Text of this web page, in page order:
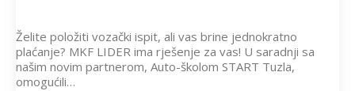
Želite položiti vozački ispit, ali vas brine jednokratno
plaćanje? MKF LIDER ima rješenje za vas! U saradnji sa
našim novim partnerom, Auto-školom START Tuzla,
omogućili…